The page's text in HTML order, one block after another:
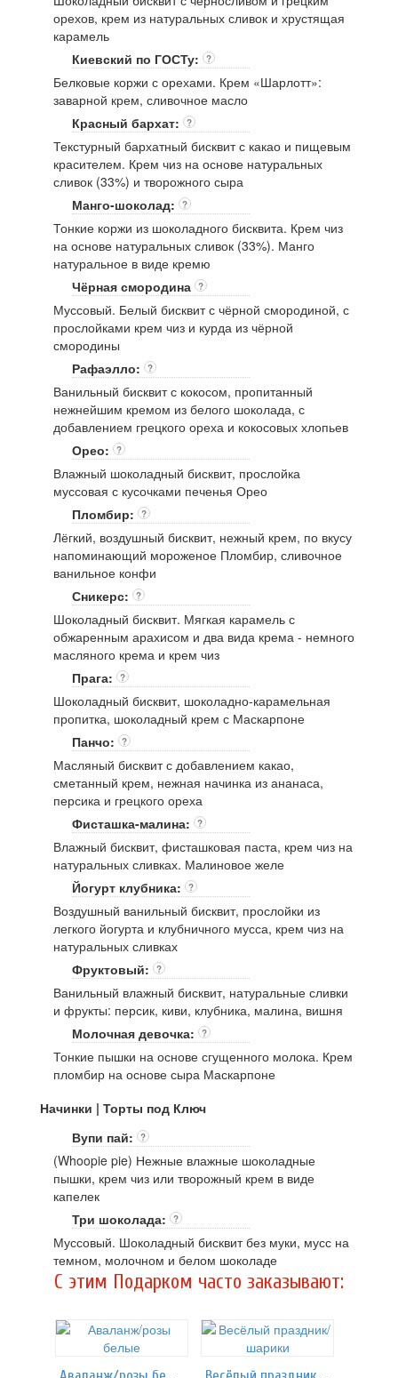
орехов, крем из натуральных сливок и хрустящая
карамель
Киевский по ГОСТу:
?
Белковые коржи с орехами. Крем «Шарлотт»:
заварной крем, сливочное масло
Красный бархат:
?
Текстурный бархатный бисквит с какао и пищевым
красителем. Крем чиз на основе натуральных
сливок (33%) и творожного сыра
Манго-шоколад:
?
Тонкие коржи из шоколадного бисквита. Крем чиз
на основе натуральных сливок (33%). Манго
натуральное в виде кремю
Чёрная смородина ?
Муссовый. Белый бисквит с чёрной смородиной, с
прослойками крем чиз и курда из чёрной
смородины
Рафаэлло:
?
Ванильный бисквит с кокосом, пропитанный
нежнейшим кремом из белого шоколада, с
добавлением грецкого ореха и кокосовых хлопьев
Орео:
?
Влажный шоколадный бисквит, прослойка
муссовая с кусочками печенья Орео
Пломбир:
?
Лёгкий, воздушный бисквит, нежный крем, по вкусу
напоминающий мороженое Пломбир, сливочное
ванильное конфи
Сникерс:
?
Шоколадный бисквит. Мягкая карамель с
обжаренным арахисом и два вида крема - немного
масляного крема и крем чиз
Прага:
?
Шоколадный бисквит, шоколадно-карамельная
пропитка, шоколадный крем с Маскарпоне
Панчо:
?
Масляный бисквит с добавлением какао,
сметанный крем, нежная начинка из ананаса,
персика и грецкого ореха
Фисташка-малина:
?
Влажный бисквит, фисташковая паста, крем чиз на
натуральных сливках. Малиновое желе
Йогурт клубника:
?
Воздушный ванильный бисквит, прослойки из
легкого йогурта и клубничного мусса, крем чиз на
натуральных сливках
Фруктовый:
?
Ванильный влажный бисквит, натуральные сливки
и фрукты: персик, киви, клубника, малина, вишня
Молочная девочка:
?
Тонкие пышки на основе сгущенного молока. Крем
пломбир на основе сыра Маскарпоне
Начинки | Торты под Ключ
Вупи пай:
?
(Whoopie pie) Нежные влажные шоколадные
пышки, крем чиз или творожный крем в виде
капелек
Три шоколада:
?
Муссовый. Шоколадный бисквит без муки, мусс на
темном, молочном и белом шоколаде
C этим Подарком часто заказывают: